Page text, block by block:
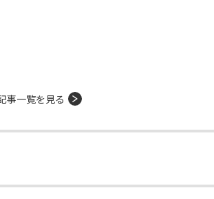
事一覧を見る